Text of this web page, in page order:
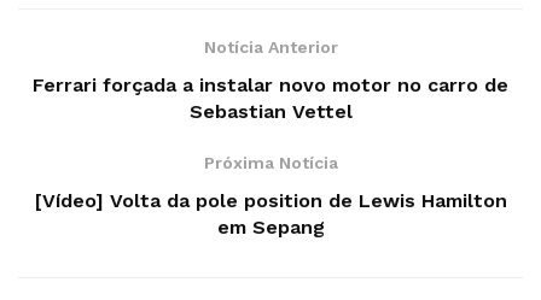
Notícia Anterior
Ferrari forçada a instalar novo motor no carro de
Sebastian Vettel
Próxima Notícia
[Vídeo] Volta da pole position de Lewis Hamilton
em Sepang